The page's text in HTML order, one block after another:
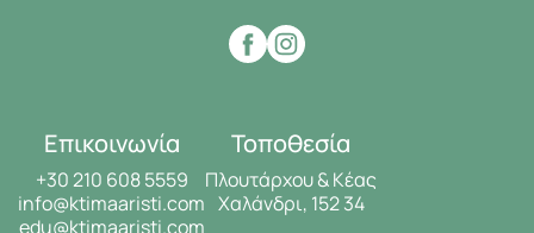
Επικοινωνία
+30 210 608 5559
info@ktimaaristi.com
edu@ktimaaristi.com
Τοποθεσία
Πλουτάρχου & Κέας
Χαλάνδρι, 152 34